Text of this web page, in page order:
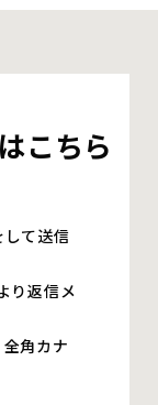
こちら
して送信
り返信メ
角カナ